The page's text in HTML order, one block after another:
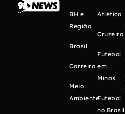
BH e
Região
Brasil
Carreira
Meio
Ambiente
Atlético
Cruzeiro
Futebol
em
Minas
Futebol
no Brasil